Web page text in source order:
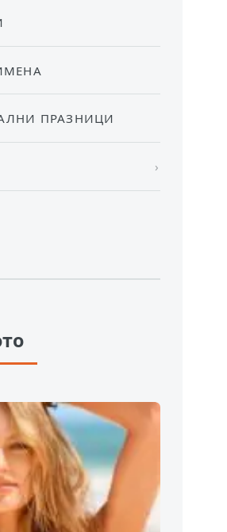
ПРАЗНИЦИ